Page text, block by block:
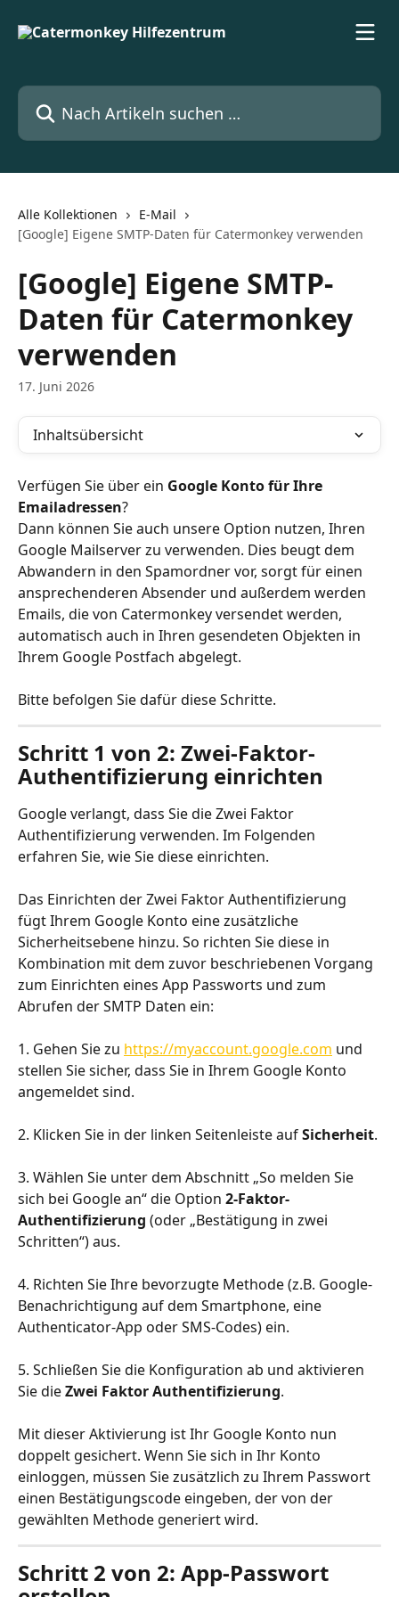
Nach Artikeln suchen …
Alle Kollektionen
E-Mail
[Google] Eigene SMTP-Daten für Catermonkey verwenden
[Google] Eigene SMTP-
Daten für Catermonkey
verwenden
17. Juni 2026
Inhaltsübersicht
Verfügen Sie über ein Google Konto für Ihre
Emailadressen?
Dann können Sie auch unsere Option nutzen, Ihren
Google Mailserver zu verwenden. Dies beugt dem
Abwandern in den Spamordner vor, sorgt für einen
ansprechenderen Absender und außerdem werden
Emails, die von Catermonkey versendet werden,
automatisch auch in Ihren gesendeten Objekten in
Ihrem Google Postfach abgelegt.
Bitte befolgen Sie dafür diese Schritte.
Schritt 1 von 2: Zwei-Faktor-
Authentifizierung einrichten
Google verlangt, dass Sie die Zwei Faktor
Authentifizierung verwenden. Im Folgenden
erfahren Sie, wie Sie diese einrichten.
Das Einrichten der Zwei Faktor Authentifizierung
fügt Ihrem Google Konto eine zusätzliche
Sicherheitsebene hinzu. So richten Sie diese in
Kombination mit dem zuvor beschriebenen Vorgang
zum Einrichten eines App Passworts und zum
Abrufen der SMTP Daten ein:
1. Gehen Sie zu https://myaccount.google.com und
stellen Sie sicher, dass Sie in Ihrem Google Konto
angemeldet sind.
2. Klicken Sie in der linken Seitenleiste auf Sicherheit.
3. Wählen Sie unter dem Abschnitt „So melden Sie
sich bei Google an“ die Option 2-Faktor-
Authentifizierung (oder „Bestätigung in zwei
Schritten“) aus.
4. Richten Sie Ihre bevorzugte Methode (z.B. Google-
Benachrichtigung auf dem Smartphone, eine
Authenticator-App oder SMS-Codes) ein.
5. Schließen Sie die Konfiguration ab und aktivieren
Sie die Zwei Faktor Authentifizierung.
Mit dieser Aktivierung ist Ihr Google Konto nun
doppelt gesichert. Wenn Sie sich in Ihr Konto
einloggen, müssen Sie zusätzlich zu Ihrem Passwort
einen Bestätigungscode eingeben, der von der
gewählten Methode generiert wird.
Schritt 2 von 2: App-Passwort